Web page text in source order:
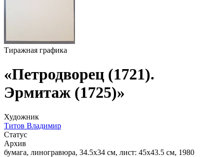
Тиражная графика
«Петродворец (1721).
Эрмитаж (1725)»
Художник
Титов Владимир
Статус
Архив
бумага, линогравюра, 34.5х34 см, лист: 45х43.5 см, 1980